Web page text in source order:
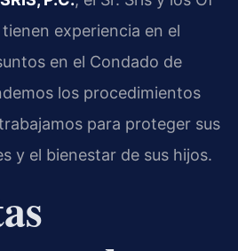
experiencia en el
en el Condado de
los procedimientos
para proteger sus
y el bienestar de sus hijos.